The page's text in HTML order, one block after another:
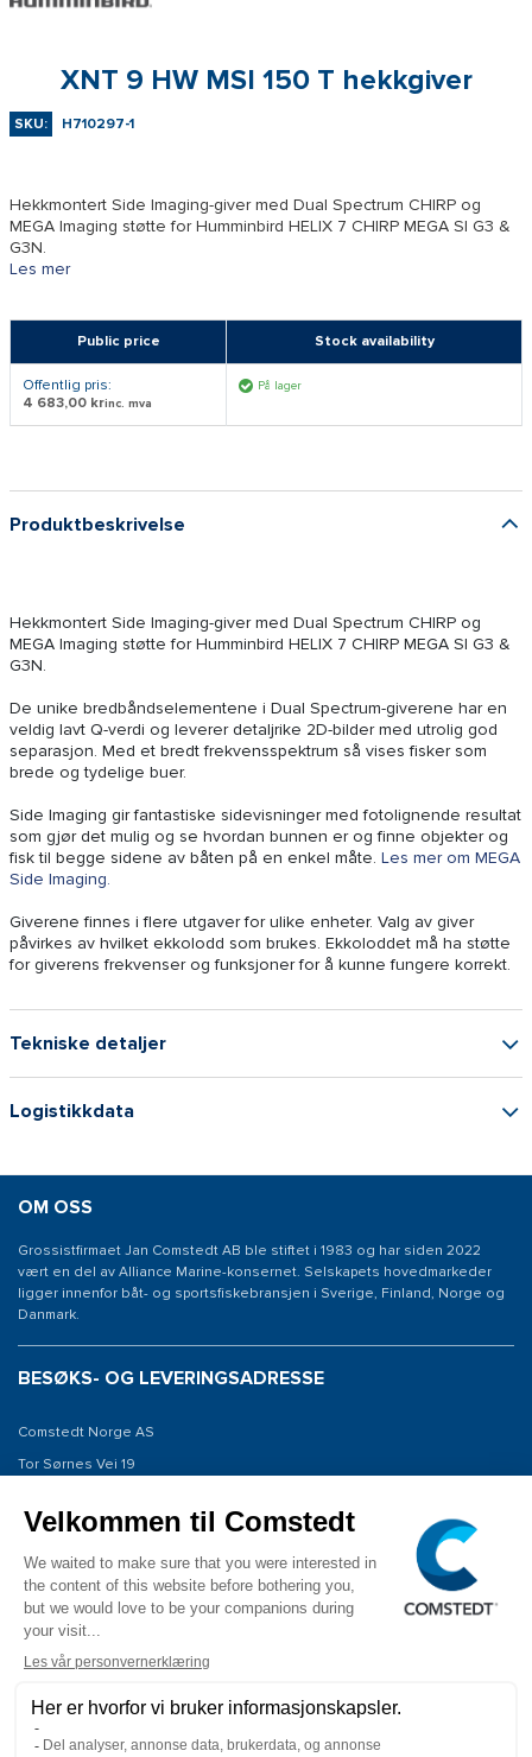
XNT 9 HW MSI 150 T hekkgiver
SKU: H710297-1
Hekkmontert Side Imaging-giver med Dual Spectrum CHIRP og
MEGA Imaging støtte for Humminbird HELIX 7 CHIRP MEGA SI G3 &
G3N.
Les mer
Public price Stock availability
Offentlig pris:
4 683,00 krinc. mva
På lager
Produktbeskrivelse
Hekkmontert Side Imaging-giver med Dual Spectrum CHIRP og
MEGA Imaging støtte for Humminbird HELIX 7 CHIRP MEGA SI G3 &
G3N.
De unike bredbåndselementene i Dual Spectrum-giverene har en
veldig lavt Q-verdi og leverer detaljrike 2D-bilder med utrolig god
separasjon. Med et bredt frekvensspektrum så vises fisker som
brede og tydelige buer.
Side Imaging gir fantastiske sidevisninger med fotolignende resultat
som gjør det mulig og se hvordan bunnen er og finne objekter og
fisk til begge sidene av båten på en enkel måte. Les mer om MEGA
Side Imaging.
Giverene finnes i flere utgaver for ulike enheter. Valg av giver
påvirkes av hvilket ekkolodd som brukes. Ekkoloddet må ha støtte
for giverens frekvenser og funksjoner for å kunne fungere korrekt.
Tekniske detaljer
Logistikkdata
OM OSS
Grossistfirmaet Jan Comstedt AB ble stiftet i 1983 og har siden 2022
vært en del av Alliance Marine-konsernet. Selskapets hovedmarkeder
ligger innenfor båt- og sportsfiskebransjen i Sverige, Finland, Norge og
Danmark.
BESØKS- OG LEVERINGSADRESSE
Comstedt Norge AS
Tor Sørnes Vei 19
Norway
KONTAKT OSS